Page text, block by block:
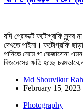
যদি প্রোডাক্ট ফটোগ্রাফি সুন্দর
দেখতে পাইনা। ফটোগ্রাফি
পানিতে নেমে গা ভেজাবোনা
বিজনেসের ক্ষতি হচ্ছে
Md Shouvikur
February 15, 2023
Photography